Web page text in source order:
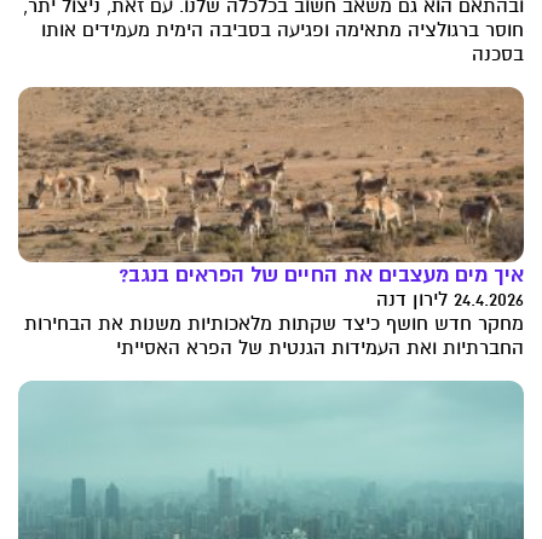
ובהתאם הוא גם משאב חשוב בכלכלה שלנו. עם זאת, ניצול יתר,
חוסר ברגולציה מתאימה ופגיעה בסביבה הימית מעמידים אותו
בסכנה
איך מים מעצבים את החיים של הפראים בנגב?
24.4.2026 לירון דנה
מחקר חדש חושף כיצד שקתות מלאכותיות משנות את הבחירות
החברתיות ואת העמידות הגנטית של הפרא האסייתי